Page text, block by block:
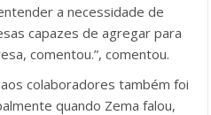
a necessidade de
capazes de agregar para
comentou.”, comentou.
colaboradores também foi
quando Zema falou,